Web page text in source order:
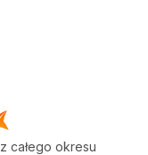
z całego okresu